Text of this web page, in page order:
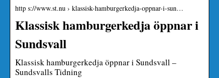
http s://www.st.nu › klassisk-hamburgerkedja-oppnar-i-sun…
Klassisk hamburgerkedja öppnar i
Sundsvall
Klassisk hamburgerkedja öppnar i Sundsvall –
Sundsvalls Tidning